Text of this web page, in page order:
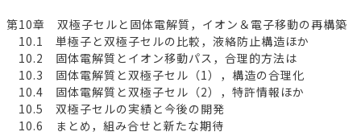
第10章 双極子セルと固体電解質，イオン＆電子移動の再構築
10.1 単極子と双極子セルの比較，液絡防止構造ほか
10.2 固体電解質とイオン移動パス，合理的方法は
10.3 固体電解質と双極子セル（1），構造の合理化
10.4 固体電解質と双極子セル（2），特許情報ほか
10.5 双極子セルの実績と今後の開発
10.6 まとめ，組み合せと新たな期待